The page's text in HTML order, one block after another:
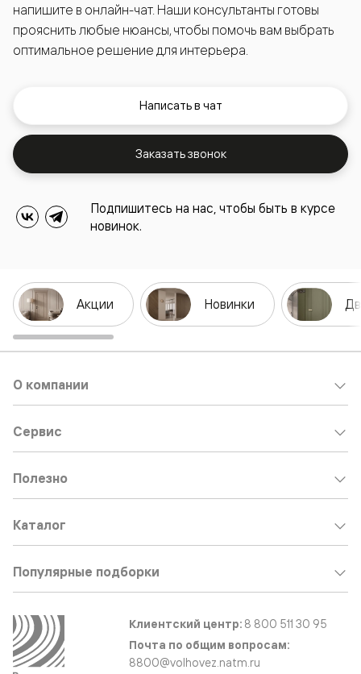
напишите в онлайн-чат. Наши консультанты готовы
прояснить любые нюансы, чтобы помочь вам выбрать
оптимальное решение для интерьера.
Написать в чат
Заказать звонок
Подпишитесь на нас, чтобы быть в курсе
новинок.
Акции Новинки
О компании
Сервис
Полезно
Каталог
Популярные подборки
Клиентский центр: 8 800 511 30 95
Почта по общим вопросам:
8800@volhovez.natm.ru